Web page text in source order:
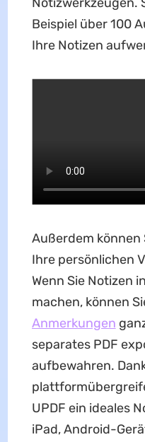
Beispiel über 100
Ihre Notizen
Außerdem können
Ihre persönlichen
Wenn Sie Notizen
machen, können
Anmerkungen
separates PDF
aufbewahren.
UPDF ein ideales
iPad, Android-